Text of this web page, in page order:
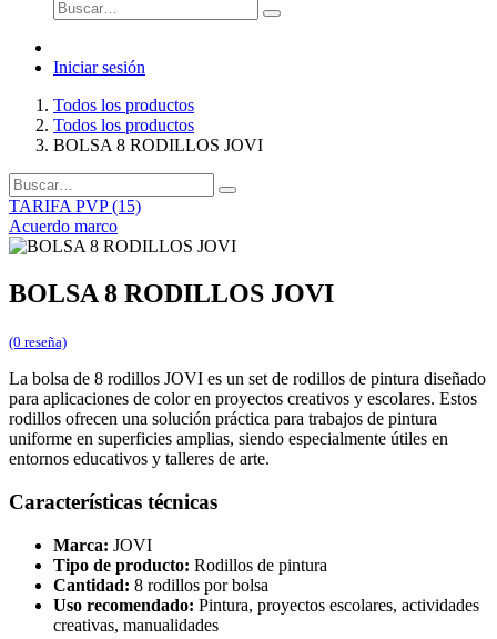
Iniciar sesión
Todos los productos
Todos los productos
BOLSA 8 RODILLOS JOVI
TARIFA PVP (15)
Acuerdo marco
BOLSA 8 RODILLOS JOVI
(0 reseña)
La bolsa de 8 rodillos JOVI es un set de rodillos de pintura diseñado
para aplicaciones de color en proyectos creativos y escolares. Estos
rodillos ofrecen una solución práctica para trabajos de pintura
uniforme en superficies amplias, siendo especialmente útiles en
entornos educativos y talleres de arte.
Características técnicas
Marca: JOVI
Tipo de producto: Rodillos de pintura
Cantidad: 8 rodillos por bolsa
Uso recomendado: Pintura, proyectos escolares, actividades
creativas, manualidades